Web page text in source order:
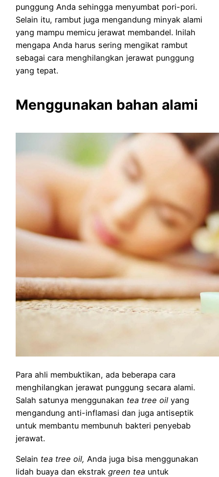
punggung Anda sehingga menyumbat pori-pori.
Selain itu, rambut juga mengandung minyak alami
yang mampu memicu jerawat membandel. Inilah
mengapa Anda harus sering mengikat rambut
sebagai cara menghilangkan jerawat punggung
yang tepat.
Menggunakan bahan alami
Para ahli membuktikan, ada beberapa cara
menghilangkan jerawat punggung secara alami.
Salah satunya menggunakan tea tree oil yang
mengandung anti-inflamasi dan juga antiseptik
untuk membantu membunuh bakteri penyebab
jerawat.
Selain tea tree oil, Anda juga bisa menggunakan
lidah buaya dan ekstrak green tea untuk